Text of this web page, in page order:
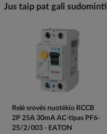
Jus taip pat gali sudominti
Relė srovės nuotėkio RCCB
2P 25A 30mA AC-tipas PF6-
25/2/003 - EATON